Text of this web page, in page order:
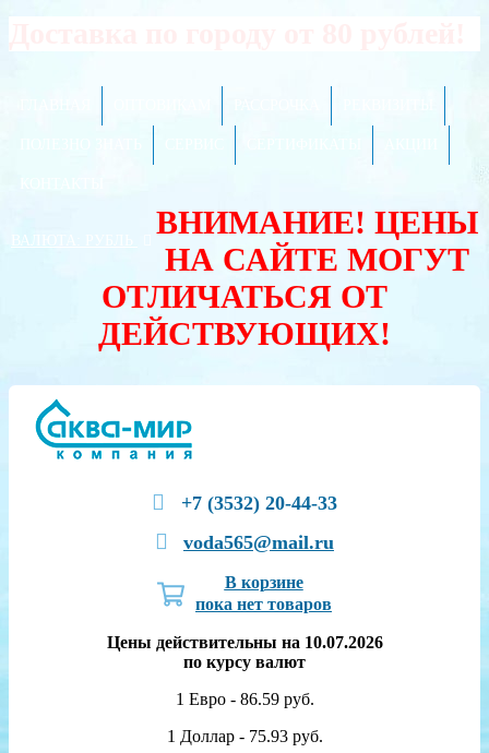
ВАЛЮТА:
ВНИМАНИЕ! ЦЕНЫ
НА САЙТЕ МОГУТ
ОТЛИЧАТЬСЯ ОТ
ДЕЙСТВУЮЩИХ!
+7 (3532) 20-44-33
voda565@mail.ru
В корзине
пока нет товаров
Цены действительны на 10.07.2026
по курсу валют
1 Евро - 86.59 руб.
1 Доллар - 75.93 руб.